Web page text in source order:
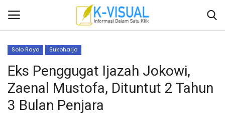
Beranda
Solo Raya Sukoharjo
Eks Penggugat Ijazah Jokowi,
Zaenal Mustofa, Dituntut 2 Tahun
3 Bulan Penjara